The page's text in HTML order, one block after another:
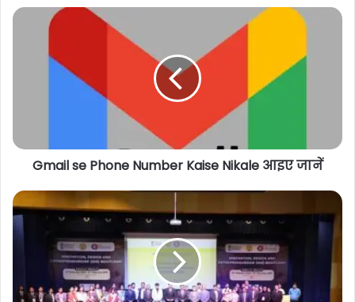
Gmail se Phone Number Kaise Nikale आइए जानें